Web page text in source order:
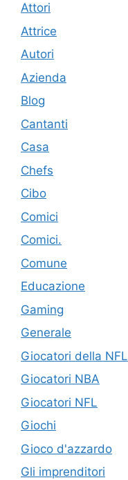
Attori
Attrice
Autori
Azienda
Blog
Cantanti
Casa
Chefs
Cibo
Comici
Comici.
Comune
Educazione
Gaming
Generale
Giocatori della NFL
Giocatori NBA
Giocatori NFL
Giochi
Gioco d'azzardo
Gli imprenditori